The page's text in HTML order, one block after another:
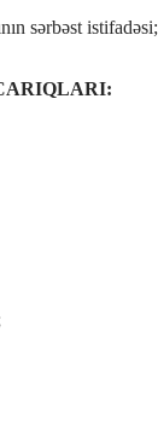
sərbəst istifadəsi;